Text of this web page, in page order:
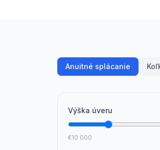
Anuitné splácanie
Výška úveru
€10 000